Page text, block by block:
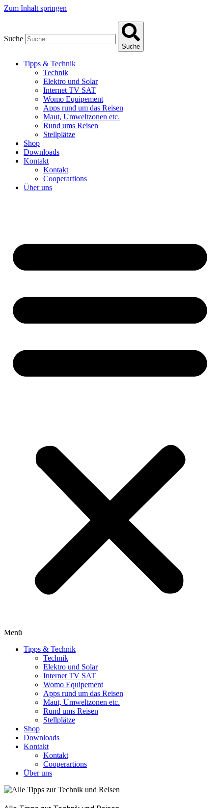
Zum Inhalt springen
Suche
Suche
Tipps & Technik
Technik
Elektro und Solar
Internet TV SAT
Womo Equipement
Apps rund um das Reisen
Maut, Umweltzonen etc.
Rund ums Reisen
Stellplätze
Shop
Downloads
Kontakt
Kontakt
Cooperartions
Über uns
Menü
Tipps & Technik
Technik
Elektro und Solar
Internet TV SAT
Womo Equipement
Apps rund um das Reisen
Maut, Umweltzonen etc.
Rund ums Reisen
Stellplätze
Shop
Downloads
Kontakt
Kontakt
Cooperartions
Über uns